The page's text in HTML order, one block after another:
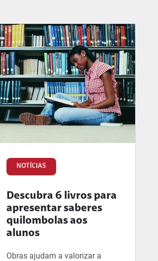
NOTÍCIAS
Descubra 6 livros para
apresentar saberes
quilombolas aos
alunos
Obras ajudam a valorizar a